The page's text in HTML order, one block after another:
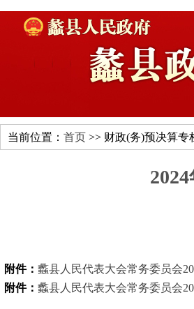
当前位置： 首页 >> 财政(务)预决算专
附件： 蠡县人民代表大会常务委员会
附件： 蠡县人民代表大会常务委员会